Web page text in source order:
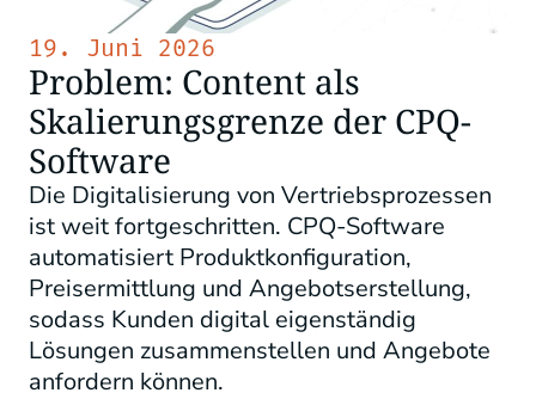
19. Juni 2026
Problem: Content als
Skalierungsgrenze der CPQ-
Software
Die Digitalisierung von Vertriebsprozessen
ist weit fortgeschritten. CPQ-Software
automatisiert Produktkonfiguration,
Preisermittlung und Angebotserstellung,
sodass Kunden digital eigenständig
Lösungen zusammenstellen und Angebote
anfordern können.